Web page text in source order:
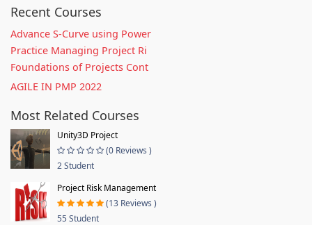
Recent Courses
Advance S-Curve using Power
Practice Managing Project Ri
Foundations of Projects Cont
AGILE IN PMP 2022
Most Related Courses
Unity3D Project
(0 Reviews )
2 Student
Project Risk Management
(13 Reviews )
55 Student